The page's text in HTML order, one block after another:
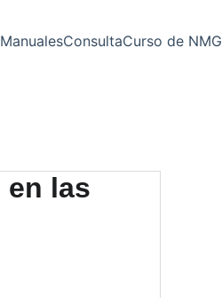
ManualesConsultaCurso de NMG